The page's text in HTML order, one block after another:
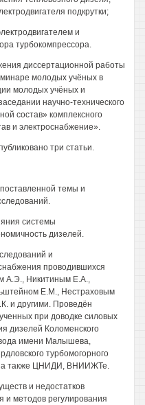
подкрутки;
и
турбокомпрессора.
диссертационной работы
молодых учёных в
молодых учёных и
научно-технического
состав» комплексного
и электроснабжение».
три статьи.
темы и
системы
дизелей.
и
проводившихся
А.Э., Никитиным Е.А.,
Е.М., Нестраховым
и другими. Проведён
при доводке силовых
дизелей Коломенского
имени Малышева,
турбомогорного
а также ЦНИДИ, ВНИИЖТе.
и недостатков
и методов регулирования